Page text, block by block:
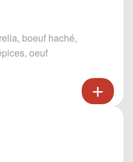
boeuf haché,
oeuf